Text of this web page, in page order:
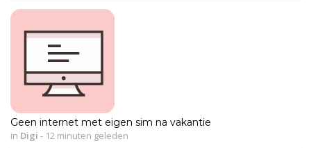
Geen internet met eigen sim na vakantie
in Digi - 12 minuten geleden